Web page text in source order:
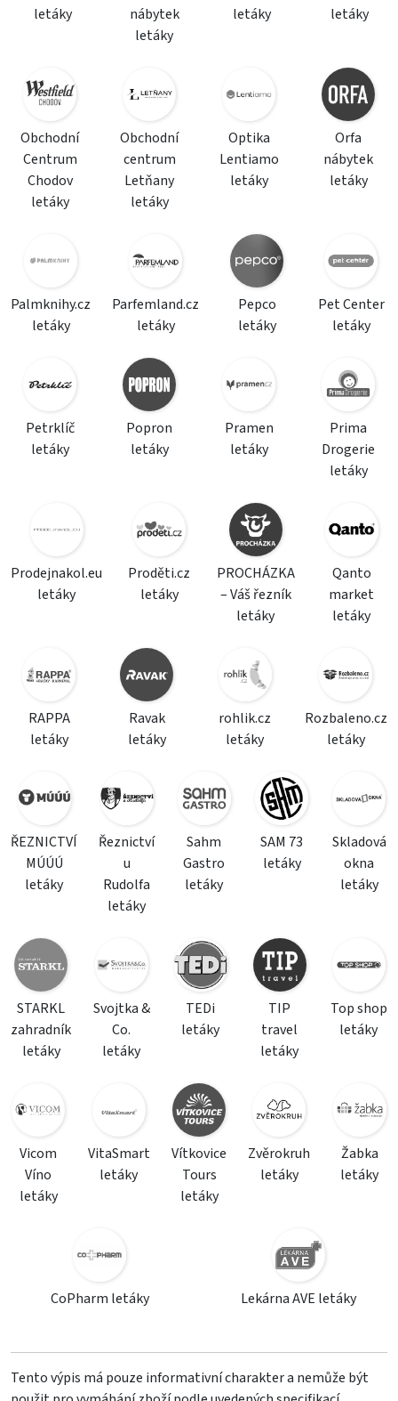
letáky
nábytek
letáky
letáky
letáky
Obchodní
Centrum
Chodov
letáky
Obchodní
centrum
Letňany
letáky
Optika
Lentiamo
letáky
Orfa
nábytek
letáky
Palmknihy.cz
letáky
Parfemland.cz
letáky
Pepco
letáky
Pet Center
letáky
Petrklíč
letáky
Popron
letáky
Pramen
letáky
Prima
Drogerie
letáky
Prodejnakol.eu
letáky
Proděti.cz
letáky
PROCHÁZKA
– Váš řezník
letáky
Qanto
market
letáky
RAPPA
letáky
Ravak
letáky
rohlik.cz
letáky
Rozbaleno.cz
letáky
ŘEZNICTVÍ
MÚÚÚ
letáky
Řeznictví
u
Rudolfa
letáky
Sahm
Gastro
letáky
SAM 73
letáky
Skladová
okna
letáky
STARKL
zahradník
letáky
Svojtka &
Co.
letáky
TEDi
letáky
TIP
travel
letáky
Top shop
letáky
Vicom
Víno
letáky
VitaSmart
letáky
Vítkovice
Tours
letáky
Zvěrokruh
letáky
Žabka
letáky
CoPharm letáky Lekárna AVE letáky
Tento výpis má pouze informativní charakter a nemůže být